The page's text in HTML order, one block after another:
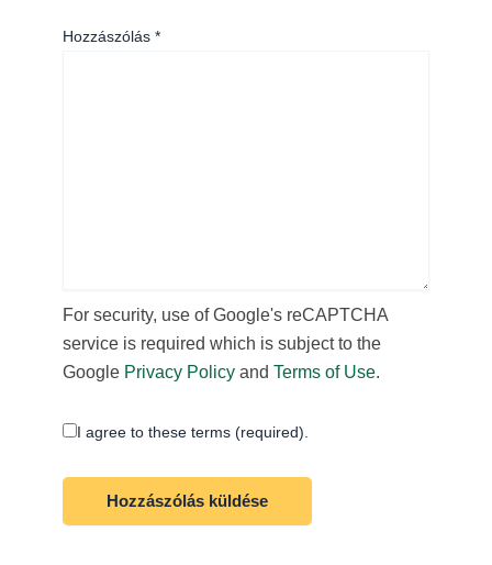
Hozzászólás*
For security, use of Google's reCAPTCHA
service is required which is subject to the
Google Privacy Policy andTerms of Use.
I agree to these terms (required).